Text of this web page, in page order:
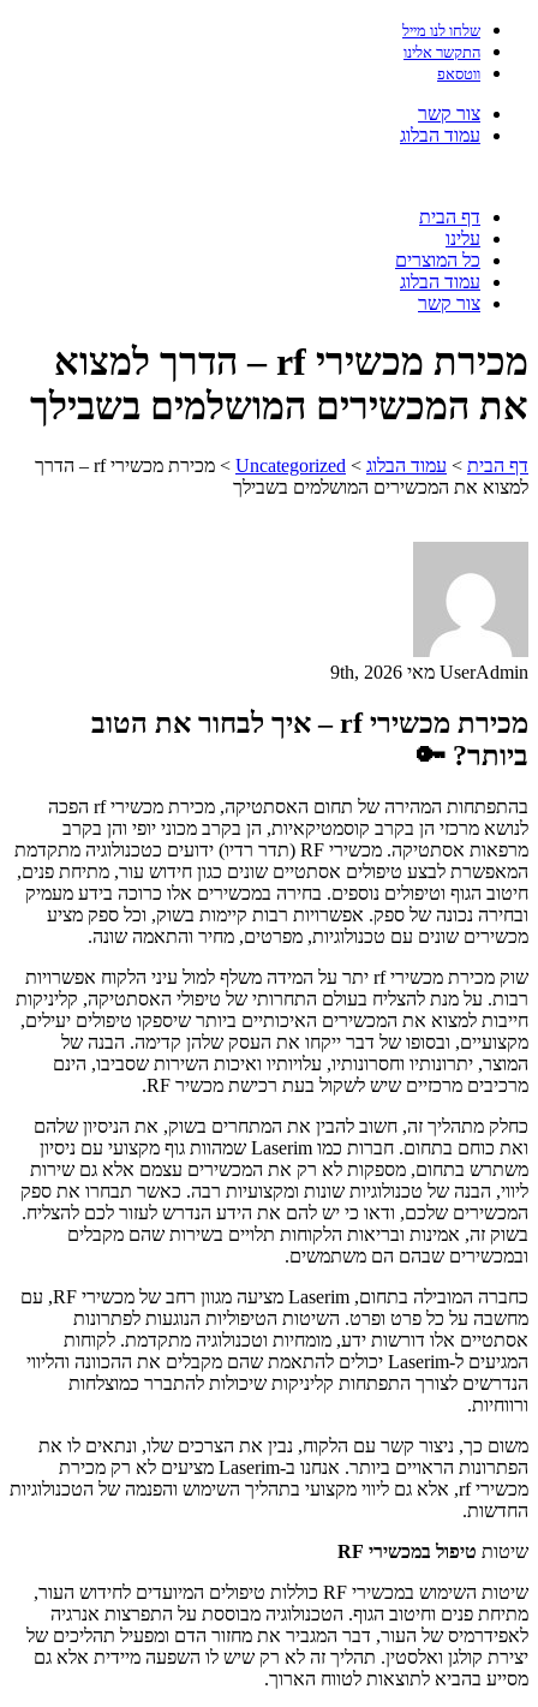
שלחו לנו מייל
התקשר אלינו
ווטסאפ
צור קשר
עמוד הבלוג
דף הבית
עלינו
כל המוצרים
עמוד הבלוג
צור קשר
מכירת מכשירי rf – הדרך למצוא
את המכשירים המושלמים בשבילך
דף הבית > עמוד הבלוג >
Uncategorized
>
מכירת מכשירי rf – הדרך
למצוא את המכשירים המושלמים בשבילך
UserAdmin מאי 9th, 2026
מכירת מכשירי rf – איך לבחור את הטוב
ביותר? 🔑
בהתפתחות המהירה של תחום האסתטיקה, מכירת מכשירי rf הפכה
לנושא מרכזי הן בקרב קוסמטיקאיות, הן בקרב מכוני יופי והן בקרב
מרפאות אסתטיקה. מכשירי RF (תדר רדיו) ידועים כטכנולוגיה מתקדמת
המאפשרת לבצע טיפולים אסתטיים שונים כגון חידוש עור, מתיחת פנים,
חיטוב הגוף וטיפולים נוספים. בחירה במכשירים אלו כרוכה בידע מעמיק
ובחירה נכונה של ספק. אפשרויות רבות קיימות בשוק, וכל ספק מציע
מכשירים שונים עם טכנולוגיות, מפרטים, מחיר והתאמה שונה.
שוק מכירת מכשירי rf יתר על המידה משלף למול עיני הלקוח אפשרויות
רבות. על מנת להצליח בעולם התחרותי של טיפולי האסתטיקה, קליניקות
חייבות למצוא את המכשירים האיכותיים ביותר שיספקו טיפולים יעילים,
מקצועיים, ובסופו של דבר ייקחו את העסק שלהן קדימה. הבנה של
המוצר, יתרונותיו וחסרונותיו, עלויותיו ואיכות השירות שסביבו, הינם
מרכיבים מרכזיים שיש לשקול בעת רכישת מכשיר RF.
כחלק מתהליך זה, חשוב להבין את המתחרים בשוק, את הניסיון שלהם
ואת כוחם בתחום. חברות כמו Laserim שמהוות גוף מקצועי עם ניסיון
משתרש בתחום, מספקות לא רק את המכשירים עצמם אלא גם שירות
ליווי, הבנה של טכנולוגיות שונות ומקצועיות רבה. כאשר תבחרו את ספק
המכשירים שלכם, ודאו כי יש להם את הידע הנדרש לעזור לכם להצליח.
בשוק זה, אמינות ובריאות הלקוחות תלויים בשירות שהם מקבלים
ובמכשירים שבהם הם משתמשים.
כחברה המובילה בתחום, Laserim מציעה מגוון רחב של מכשירי RF, עם
מחשבה על כל פרט ופרט. השיטות הטיפוליות הנוגעות לפתרונות
אסתטיים אלו דורשות ידע, מומחיות וטכנולוגיה מתקדמת. לקוחות
המגיעים ל-Laserim יכולים להתאמת שהם מקבלים את ההכוונה והליווי
הנדרשים לצורך התפתחות קליניקות שיכולות להתברר כמוצלחות
ורווחיות.
משום כך, ניצור קשר עם הלקוח, נבין את הצרכים שלו, ונתאים לו את
הפתרונות הראויים ביותר. אנחנו ב-Laserim מציעים לא רק מכירת
מכשירי rf, אלא גם ליווי מקצועי בתהליך השימוש והפנמה של הטכנולוגיות
החדשות.
שיטות טיפול במכשירי RF
שיטות השימוש במכשירי RF כוללות טיפולים המיועדים לחידוש העור,
מתיחת פנים וחיטוב הגוף. הטכנולוגיה מבוססת על התפרצות אנרגיה
לאפידרמיס של העור, דבר המגביר את מחזור הדם ומפעיל תהליכים של
יצירת קולגן ואלסטין. תהליך זה לא רק שיש לו השפעה מיידית אלא גם
מסייע בהביא לתוצאות לטווח הארוך.